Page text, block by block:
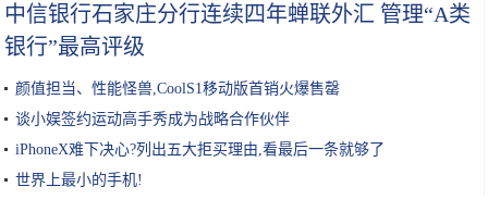
中信银行石家庄分行连续四年蝉联外汇 管理“A类
银行”最高评级
颜值担当、性能怪兽,CoolS1移动版首销火爆售罄
谈小娱签约运动高手秀成为战略合作伙伴
iPhoneX难下决心?列出五大拒买理由,看最后一条就够了
世界上最小的手机!